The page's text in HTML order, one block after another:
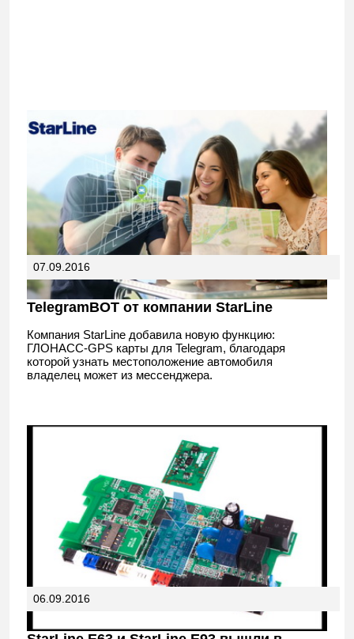
07.09.2016
TelegramBOT от компании StarLine
Компания StarLine добавила новую функцию:
ГЛОНАСС-GPS карты для Telegram, благодаря
которой узнать местоположение автомобиля
владелец может из мессенджера.
06.09.2016